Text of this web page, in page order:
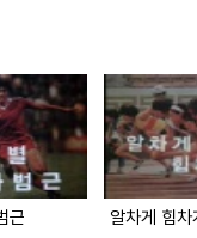
근 알차게 힘차